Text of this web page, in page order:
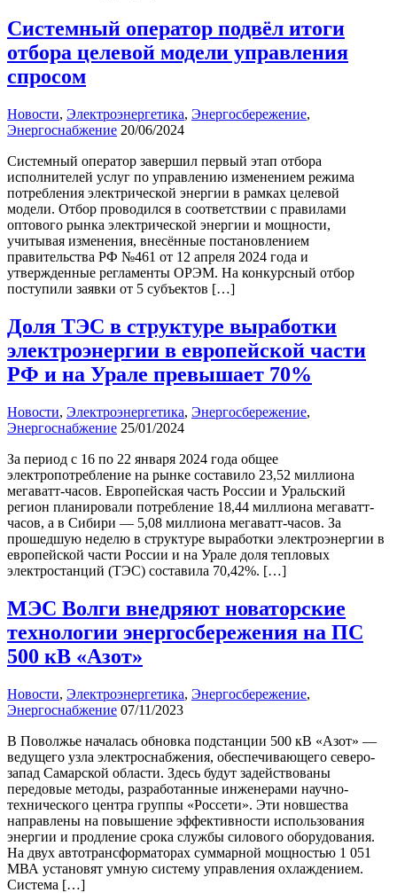
Системный оператор подвёл итоги
отбора целевой модели управления
спросом
Новости, Электроэнергетика, Энергосбережение,
Энергоснабжение 20/06/2024
Системный оператор завершил первый этап отбора
исполнителей услуг по управлению изменением режима
потребления электрической энергии в рамках целевой
модели. Отбор проводился в соответствии с правилами
оптового рынка электрической энергии и мощности,
учитывая изменения, внесённые постановлением
правительства РФ №461 от 12 апреля 2024 года и
утвержденные регламенты ОРЭМ. На конкурсный отбор
поступили заявки от 5 субъектов […]
Доля ТЭС в структуре выработки
электроэнергии в европейской части
РФ и на Урале превышает 70%
Новости, Электроэнергетика, Энергосбережение,
Энергоснабжение 25/01/2024
За период с 16 по 22 января 2024 года общее
электропотребление на рынке составило 23,52 миллиона
мегаватт-часов. Европейская часть России и Уральский
регион планировали потребление 18,44 миллиона мегаватт-
часов, а в Сибири — 5,08 миллиона мегаватт-часов. За
прошедшую неделю в структуре выработки электроэнергии в
европейской части России и на Урале доля тепловых
электростанций (ТЭС) составила 70,42%. […]
МЭС Волги внедряют новаторские
технологии энергосбережения на ПС
500 кВ «Азот»
Новости, Электроэнергетика, Энергосбережение,
Энергоснабжение 07/11/2023
В Поволжье началась обновка подстанции 500 кВ «Азот» —
ведущего узла электроснабжения, обеспечивающего северо-
запад Самарской области. Здесь будут задействованы
передовые методы, разработанные инженерами научно-
технического центра группы «Россети». Эти новшества
направлены на повышение эффективности использования
энергии и продление срока службы силового оборудования.
На двух автотрансформаторах суммарной мощностью 1 051
МВА установят умную систему управления охлаждением.
Система […]